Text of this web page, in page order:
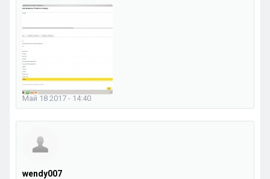
Май 18 2017 - 14:40
wendy007